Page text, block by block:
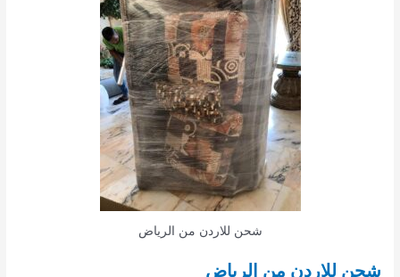
شحن للاردن من الرياض
شحن للاردن من الرياض